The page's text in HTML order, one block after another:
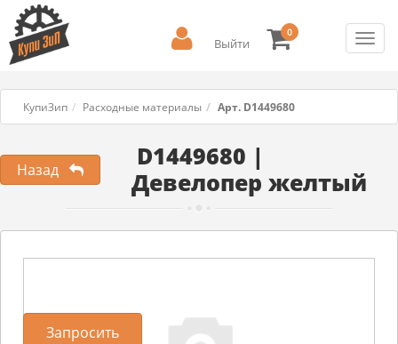
Выйти
0
КупиЗип Расходные материалы Арт. D1449680
Назад
D1449680 |
Девелопер желтый
Запросить